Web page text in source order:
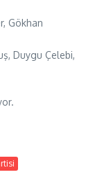
Gökhan
Duygu Çelebi,